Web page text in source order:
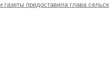
газеты предоставила глава